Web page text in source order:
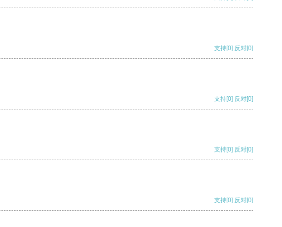
支持[0] 反对[0]
支持[0] 反对[0]
支持[0] 反对[0]
支持[0] 反对[0]